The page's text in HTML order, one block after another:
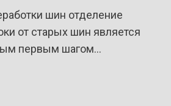
шин отделение
от старых шин является
первым шагом…